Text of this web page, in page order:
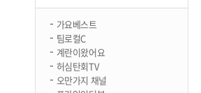
가요베스트
팀로컬C
계란이왔어요
허심탄회TV
오만가지 채널